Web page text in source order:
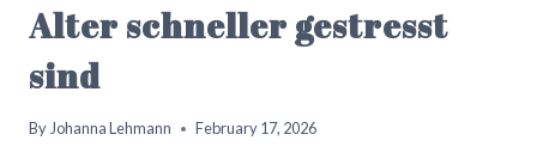
Alter schneller gestresst
sind
ByJohanna Lehmann February 17, 2026